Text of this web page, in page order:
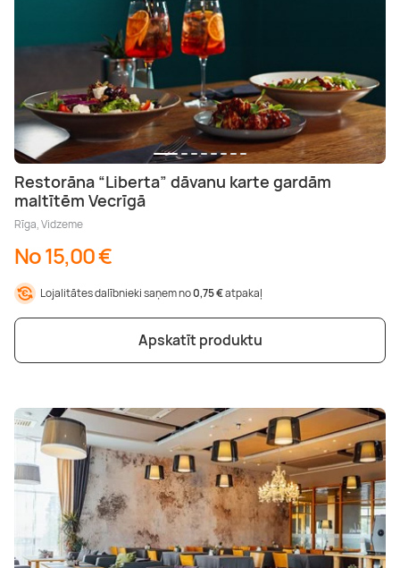
Restorāna “Liberta” dāvanu karte gardām
maltītēm Vecrīgā
Rīga, Vidzeme
No 15,00 €
Lojalitātes dalībnieki saņem no0,75 €atpakaļ
Apskatīt produktu